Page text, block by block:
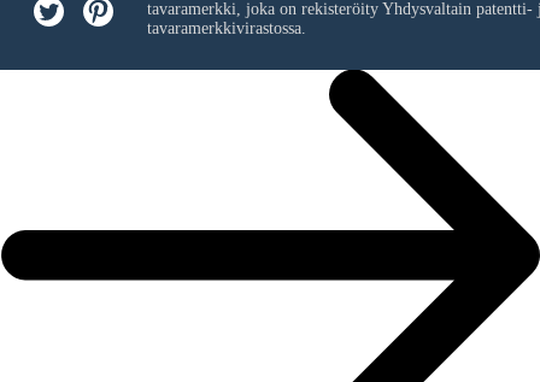
tavaramerkki, joka on rekisteröity Yhdysvaltain patentti-
tavaramerkkivirastossa.